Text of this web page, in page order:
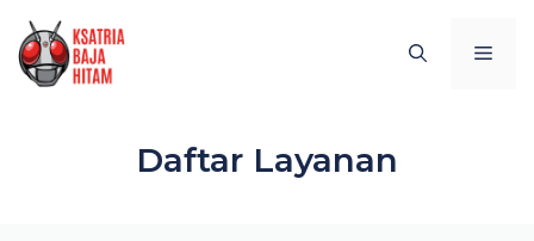
Skip
to
content
Daftar Layanan